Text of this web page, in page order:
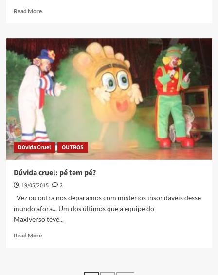
Read More
Dúvida Cruel OUTROS
Dúvida cruel: pé tem pé?
19/05/2015
2
Vez ou outra nos deparamos com mistérios insondáveis desse
mundo afora... Um dos últimos que a equipe do
Maxiverso teve...
Read More